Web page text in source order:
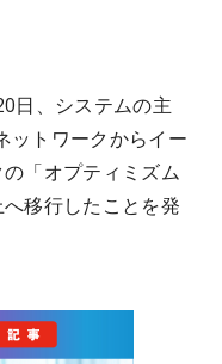
日、システムの主
ットワークからイー
「オプティミズム
移行したことを発